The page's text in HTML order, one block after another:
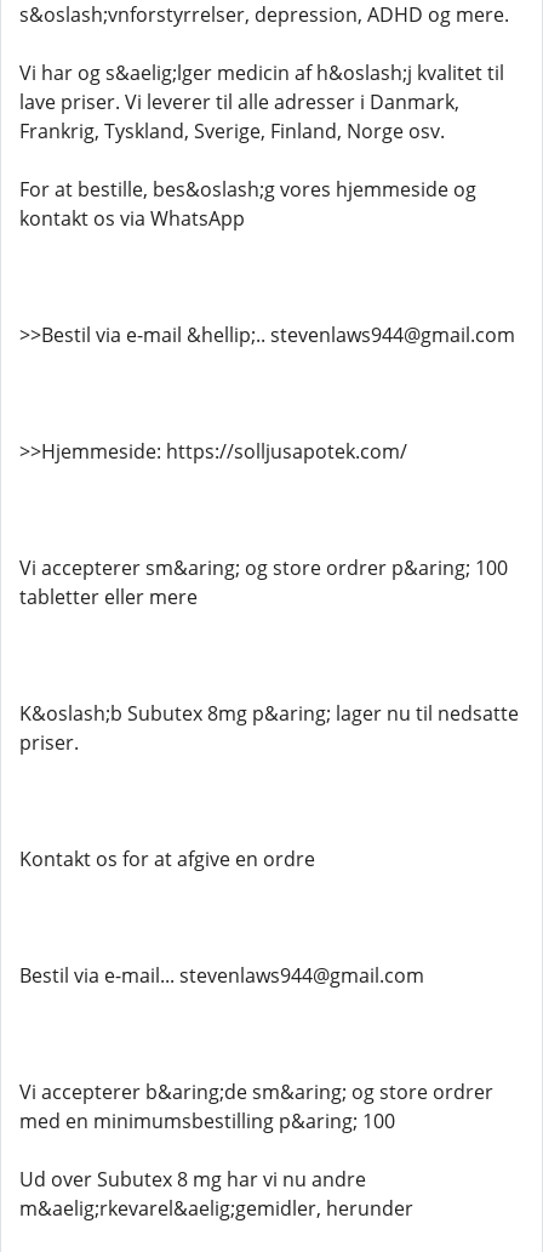
s&oslash;vnforstyrrelser, depression, ADHD og mere.
Vi har og s&aelig;lger medicin af h&oslash;j kvalitet til
lave priser. Vi leverer til alle adresser i Danmark,
Frankrig, Tyskland, Sverige, Finland, Norge osv.
For at bestille, bes&oslash;g vores hjemmeside og
kontakt os via WhatsApp
>>Bestil via e-mail &hellip;.. stevenlaws944@gmail.com
>>Hjemmeside: https://solljusapotek.com/
Vi accepterer sm&aring; og store ordrer p&aring; 100
tabletter eller mere
K&oslash;b Subutex 8mg p&aring; lager nu til nedsatte
priser.
Kontakt os for at afgive en ordre
Bestil via e-mail... stevenlaws944@gmail.com
Vi accepterer b&aring;de sm&aring; og store ordrer
med en minimumsbestilling p&aring; 100
Ud over Subutex 8 mg har vi nu andre
m&aelig;rkevarel&aelig;gemidler, herunder